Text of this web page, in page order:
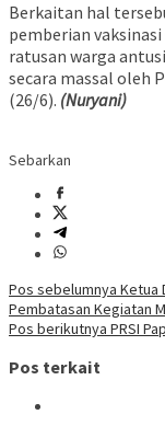
Berkaitan hal
pemberian
ratusan warga
secara massal oleh
(26/6). (Nuryani)
Sebarkan
Navigasi
pos
Pos sebelumnya Ketua
Pembatasan Kegiatan
Pos berikutnya PRSI
Pos terkait